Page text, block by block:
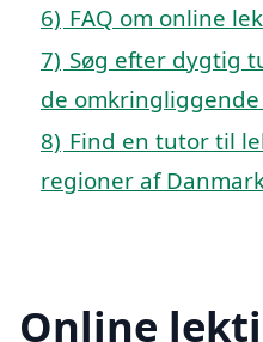
6) FAQ om online
7) Søg efter dygtig
de
8) Find en tutor til
regioner af
Online